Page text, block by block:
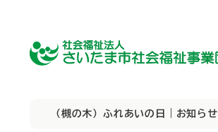
（槻の木）ふれあいの日｜お知らせ